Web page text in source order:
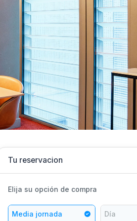
Tu reservacion
Elija su opción de compra
Media jornada Día